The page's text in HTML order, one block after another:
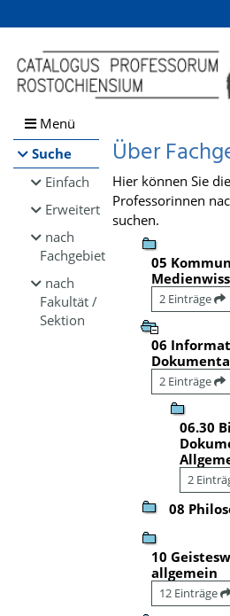
Browsen
direkt zum Inhalt
Menü
Suche
Einfach
Erweitert
nach
Fachgebiet
nach
Fakultät /
Sektion
Über
Hier können Sie
Professorinnen
suchen.
05
2 Einträge
06
2 Einträge
06.30
2
08
10
allgemein
12 Einträge